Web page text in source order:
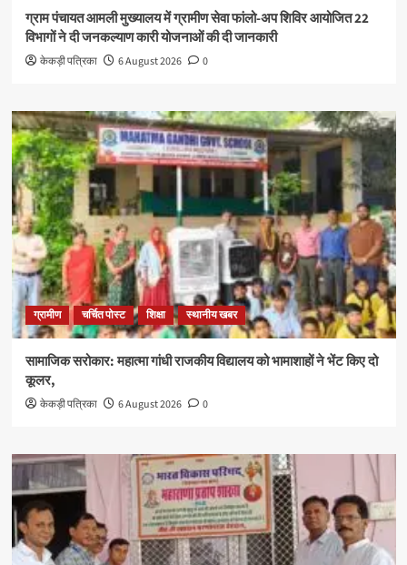
ग्राम पंचायत आमली मुख्यालय में ग्रामीण सेवा फांलो-अप शिविर आयोजित 22
विभागों ने दी जनकल्याण कारी योजनाओं की दी जानकारी
केकड़ी पत्रिका 6 August 2026 0
ग्रामीण चर्चित पोस्ट शिक्षा स्थानीय खबर
सामाजिक सरोकार: महात्मा गांधी राजकीय विद्यालय को भामाशाहों ने भेंट किए दो
कूलर,
केकड़ी पत्रिका 6 August 2026 0